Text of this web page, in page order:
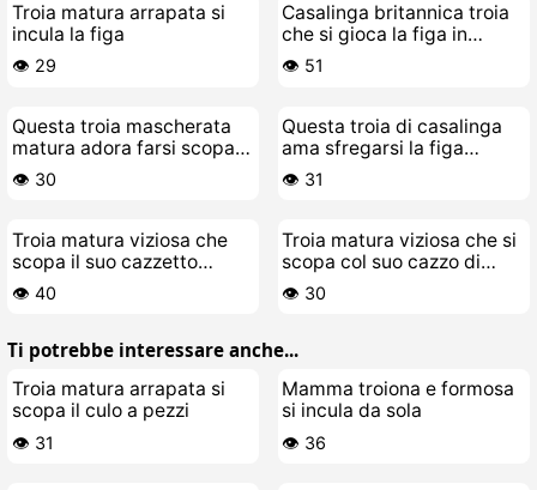
Troia matura arrapata si
incula la figa
👁️ 29
Casalinga britannica troia
che si gioca la figa in
cucina
👁️ 51
Questa troia mascherata
matura adora farsi scopare
dal suo cazzo giocattolo
👁️ 30
Questa troia di casalinga
ama sfregarsi la figa
fradicia
👁️ 31
Troia matura viziosa che
scopa il suo cazzetto
giovane
👁️ 40
Troia matura viziosa che si
scopa col suo cazzo di
gomma
👁️ 30
Ti potrebbe interessare anche...
Troia matura arrapata si
scopa il culo a pezzi
👁️ 31
Mamma troiona e formosa
si incula da sola
👁️ 36